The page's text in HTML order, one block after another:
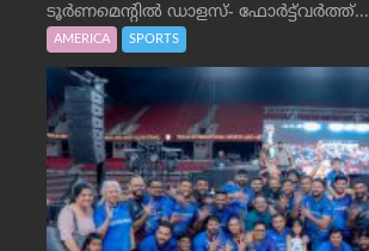
ടൂർണമെന്റിൽ ഡാളസ്- ഫോർട്ട്‌വര്‍ത്ത്...
AMERICA SPORTS